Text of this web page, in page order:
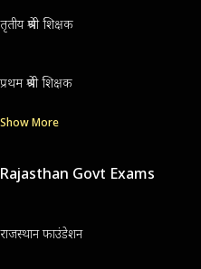
तृतीय श्रेणी शिक्षक
प्रथम श्रेणी शिक्षक
Show More
Rajasthan Govt Exams
राजस्थान फाउंडेशन